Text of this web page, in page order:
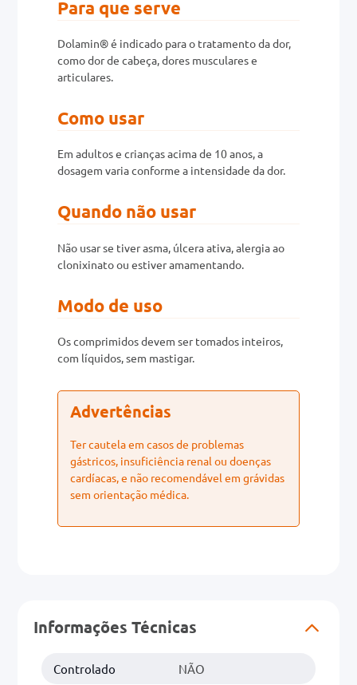
Para que serve
Dolamin® é indicado para o tratamento da dor,
como dor de cabeça, dores musculares e
articulares.
Como usar
Em adultos e crianças acima de 10 anos, a
dosagem varia conforme a intensidade da dor.
Quando não usar
Não usar se tiver asma, úlcera ativa, alergia ao
clonixinato ou estiver amamentando.
Modo de uso
Os comprimidos devem ser tomados inteiros,
com líquidos, sem mastigar.
Advertências
Ter cautela em casos de problemas
gástricos, insuficiência renal ou doenças
cardíacas, e não recomendável em grávidas
sem orientação médica.
Informações Técnicas
Controlado NÃO